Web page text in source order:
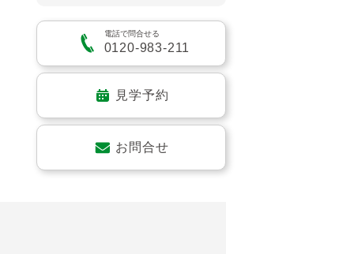
電話で問合せる
0120-983-211
見学予約
お問合せ